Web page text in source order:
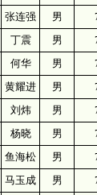
张连强 男
丁震 男
何华 男
黄耀进 男
刘炜 男
杨晓 男
鱼海松 男
马玉成 男